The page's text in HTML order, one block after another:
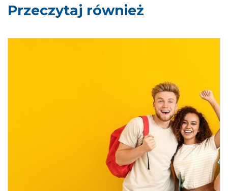
Przeczytaj również